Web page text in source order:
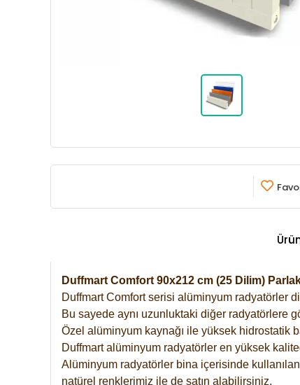
Duffmart Comfort 90x212 cm (25 Dilim)
Duffmart Comfort serisi alüminyum radyatörler
Bu sayede aynı uzunluktaki diğer radyatörlere
Özel alüminyum kaynağı ile yüksek hidrostatik
Duffmart alüminyum radyatörler en yüksek
Alüminyum radyatörler bina içerisinde kullanılan
natürel renklerimiz ile de satın alabilirsiniz.